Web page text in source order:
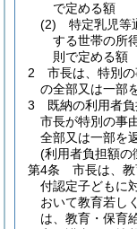
で定める額
(2)
特定乳児等
する世帯の所
則で定める額
2
市長は、特別
の全部又は一部
3
既納の利用者
市長が特別の事
全部又は一部を
(利用者負担額の
第4条
市長は、
付認定子どもに
おいて教育若し
は、教育・保育